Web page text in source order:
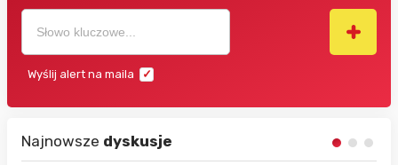
Wyślij alert na maila
Najnowsze dyskusje